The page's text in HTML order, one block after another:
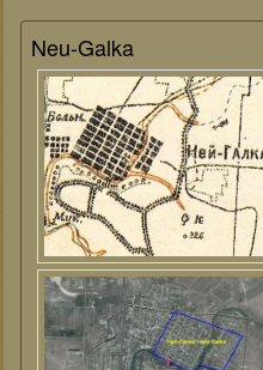
Neu-Galka